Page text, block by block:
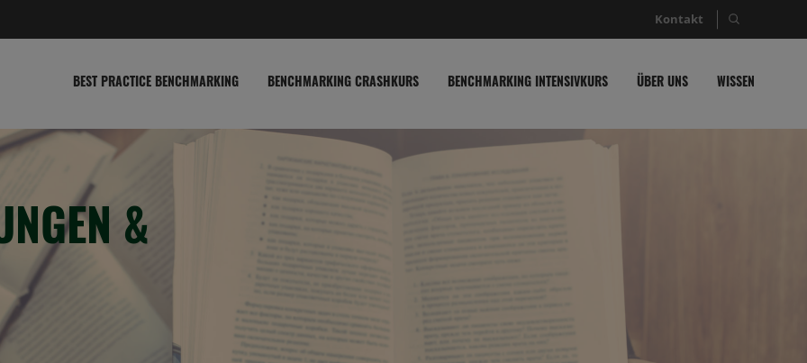
Kontakt Suche
BEST PRACTICE BENCHMARKING BENCHMARKING CRASHKURS BENCHMARKING INTENSIVKURS ÜBER UNS WISSEN
&